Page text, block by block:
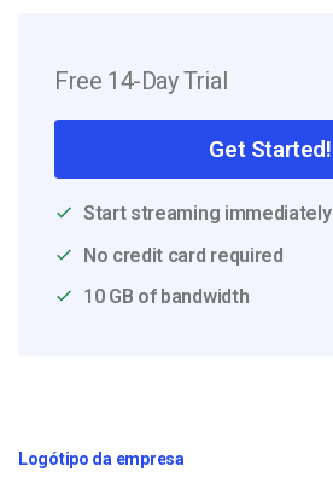
Free 14-Day Trial
Get Started!
Start streaming immediately
No credit card required
10 GB of bandwidth
Logótipo da empresa